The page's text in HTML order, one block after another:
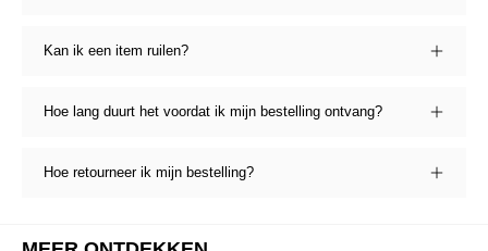
Kan ik een item ruilen?
Hoe lang duurt het voordat ik mijn bestelling ontvang?
Hoe retourneer ik mijn bestelling?